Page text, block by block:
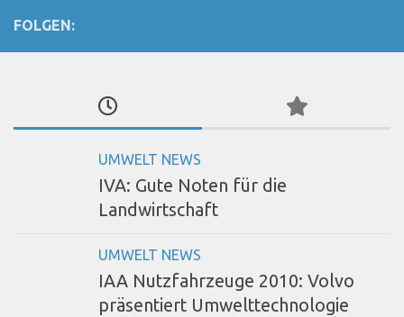
FOLGEN:
UMWELT NEWS
IVA: Gute Noten für die
Landwirtschaft
UMWELT NEWS
IAA Nutzfahrzeuge 2010: Volvo
präsentiert Umwelttechnologie